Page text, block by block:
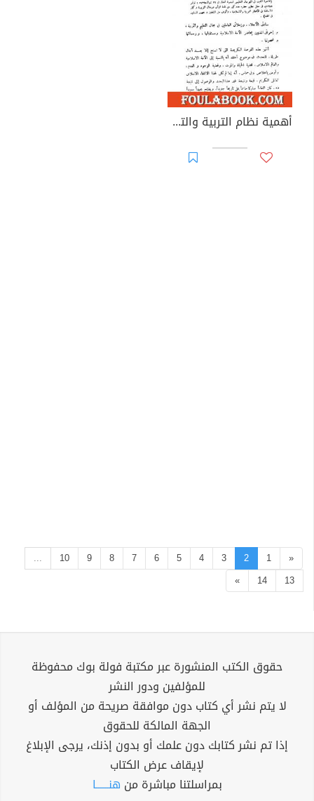
أهمية نظام التربية والتعليم في الأقطار الإسلامية وأثره البعيد في اتجاهاتها وقياداتها
«
1
2
3
4
5
6
7
8
9
10
...
13
14
»
حقوق الكتب المنشورة عبر مكتبة فولة بوك محفوظة
للمؤلفين ودور النشر
لا يتم نشر أي كتاب دون موافقة صريحة من المؤلف أو
الجهة المالكة للحقوق
إذا تم نشر كتابك دون علمك أو بدون إذنك، يرجى الإبلاغ
لإيقاف عرض الكتاب
بمراسلتنا مباشرة من هنــــــا